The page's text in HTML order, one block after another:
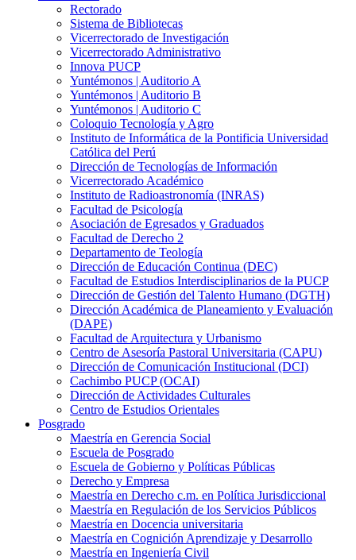
Rectorado
Sistema de Bibliotecas
Vicerrectorado de Investigación
Vicerrectorado Administrativo
Innova PUCP
Yuntémonos | Auditorio A
Yuntémonos | Auditorio B
Yuntémonos | Auditorio C
Coloquio Tecnología y Agro
Instituto de Informática de la Pontificia Universidad
Católica del Perú
Dirección de Tecnologías de Información
Vicerrectorado Académico
Instituto de Radioastronomía (INRAS)
Facultad de Psicología
Asociación de Egresados y Graduados
Facultad de Derecho 2
Departamento de Teología
Dirección de Educación Continua (DEC)
Facultad de Estudios Interdisciplinarios de la PUCP
Dirección de Gestión del Talento Humano (DGTH)
Dirección Académica de Planeamiento y Evaluación
(DAPE)
Facultad de Arquitectura y Urbanismo
Centro de Asesoría Pastoral Universitaria (CAPU)
Dirección de Comunicación Institucional (DCI)
Cachimbo PUCP (OCAI)
Dirección de Actividades Culturales
Centro de Estudios Orientales
Posgrado
Maestría en Gerencia Social
Escuela de Posgrado
Escuela de Gobierno y Políticas Públicas
Derecho y Empresa
Maestría en Derecho c.m. en Política Jurisdiccional
Maestría en Regulación de los Servicios Públicos
Maestría en Docencia universitaria
Maestría en Cognición Aprendizaje y Desarrollo
Maestría en Ingeniería Civil